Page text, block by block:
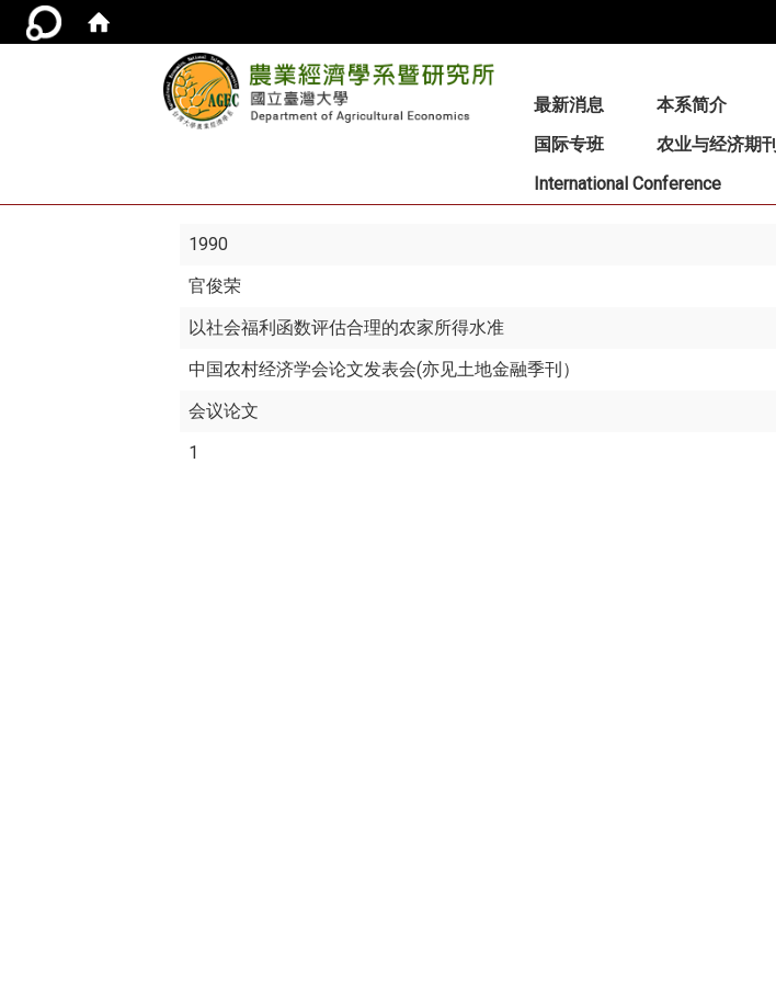
最新消息 本系简介
国际专班
农业与经济期刊
International Conference
1990
官俊荣
以社会福利函数评估合理的农家所得水准
中国农村经济学会论文发表会(亦见土地金融季刊）
会议论文
1